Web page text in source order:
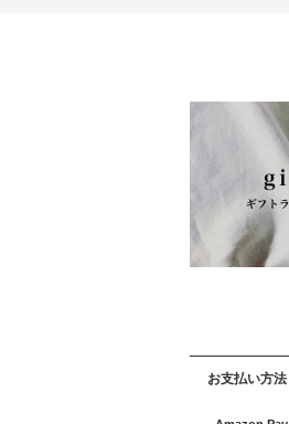
お支払い方法